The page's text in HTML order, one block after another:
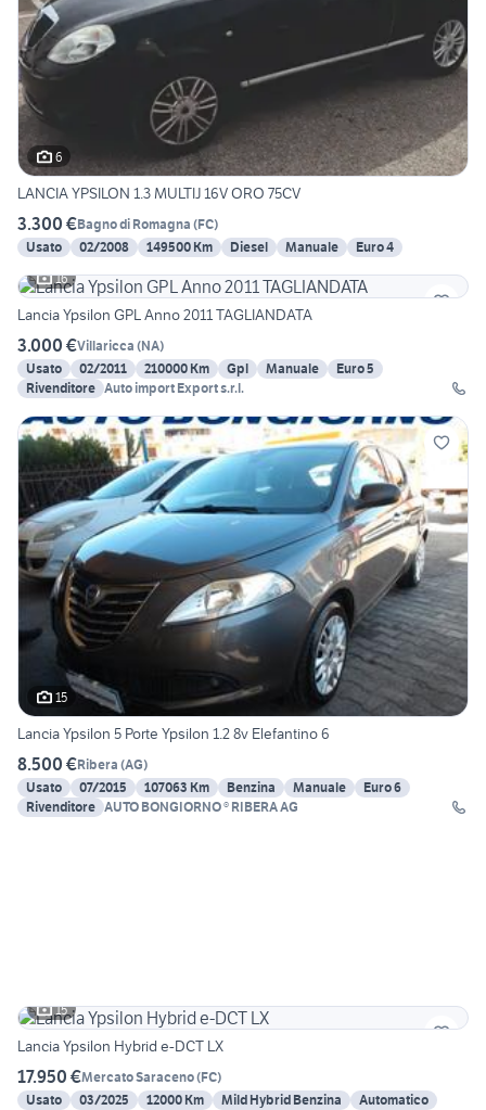
6
LANCIA YPSILON 1.3 MULTIJ 16V ORO 75CV
3.300 €Bagno di Romagna (FC)
Usato
02/2008 149500 Km Diesel Manuale
Euro 4
16
Lancia Ypsilon GPL Anno 2011 TAGLIANDATA
3.000 €Villaricca (NA)
Usato
02/2011 210000 Km Gpl Manuale
Euro 5
Rivenditore Auto import Export s.r.l.
15
Lancia Ypsilon 5 Porte Ypsilon 1.2 8v Elefantino 6
8.500 €Ribera (AG)
Usato
07/2015 107063 Km Benzina Manuale
Euro 6
Rivenditore AUTO BONGIORNO ® RIBERA AG
15
Lancia Ypsilon Hybrid e-DCT LX
17.950 €Mercato Saraceno(FC)
Usato
03/2025 12000 Km Mild Hybrid Benzina
Automatico